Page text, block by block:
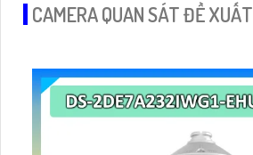
CAMERA QUAN SÁT ĐỀ XUẤT